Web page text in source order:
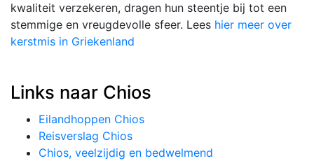
kwaliteit verzekeren, dragen hun steentje bij tot een
stemmige en vreugdevolle sfeer. Lees hier meer over
kerstmis in Griekenland
Links naar Chios
Eilandhoppen Chios
Reisverslag Chios
Chios, veelzijdig en bedwelmend